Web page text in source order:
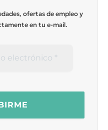
ofertas de empleo y
en tu e-mail.